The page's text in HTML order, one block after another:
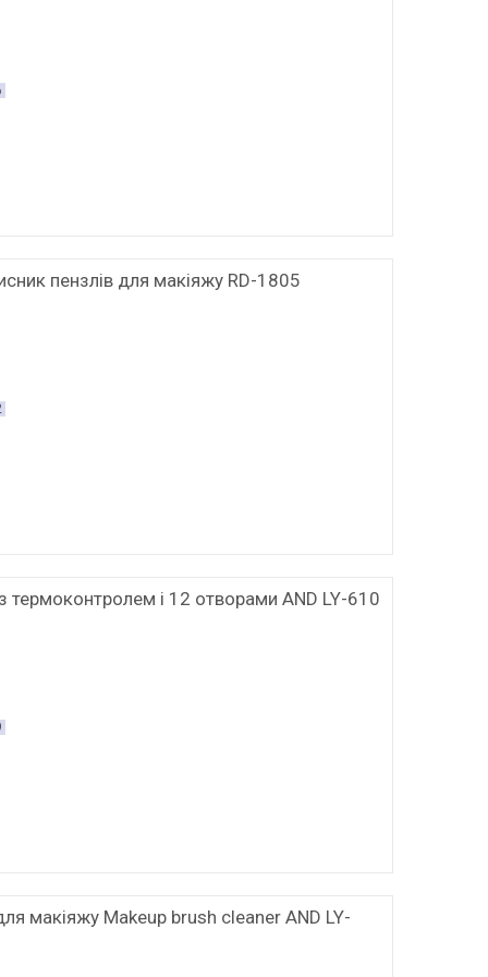
пензлів для макіяжу RD-1805
термоконтролем і 12 отворами AND LY-610
макіяжу Makeup brush cleaner AND LY-